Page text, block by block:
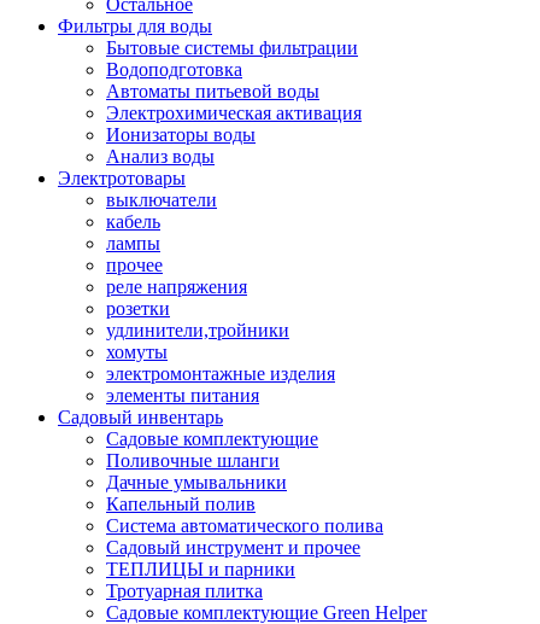
Остальное
Фильтры для воды
Бытовые системы фильтрации
Водоподготовка
Автоматы питьевой воды
Электрохимическая активация
Ионизаторы воды
Анализ воды
Электротовары
выключатели
кабель
лампы
прочее
реле напряжения
розетки
удлинители,тройники
хомуты
электромонтажные изделия
элементы питания
Садовый инвентарь
Садовые комплектующие
Поливочные шланги
Дачные умывальники
Капельный полив
Система автоматического полива
Садовый инструмент и прочее
ТЕПЛИЦЫ и парники
Тротуарная плитка
Садовые комплектующие Green Helper